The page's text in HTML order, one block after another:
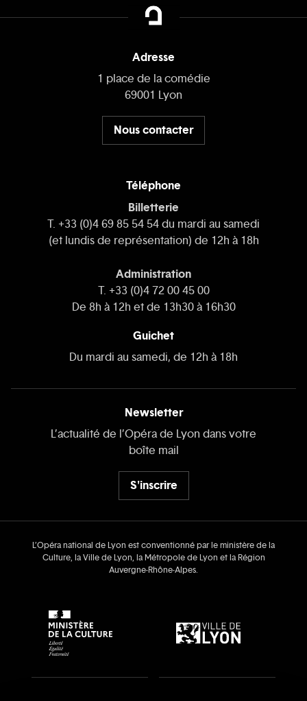
Adresse
1 place de la comédie
69001 Lyon
Nous contacter
Téléphone
Billetterie
T. +33 (0)4 69 85 54 54 du mardi au samedi
(et lundis de représentation) de 12h à 18h
Administration
T. +33 (0)4 72 00 45 00
De 8h à 12h et de 13h30 à 16h30
Guichet
Du mardi au samedi, de 12h à 18h
Newsletter
L’actualité de l’Opéra de Lyon dans votre
boîte mail
S'inscrire
L’Opéra national de Lyon est conventionné par le ministère de la
Culture, la Ville de Lyon, la Métropole de Lyon et la Région
Auvergne‑Rhône‑Alpes.